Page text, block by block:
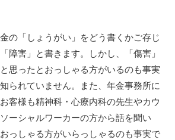
の「しょうがい」をどう書くかご存じ
障害」と書きます。しかし、「傷害」
思ったとおっしゃる方がいるのも事実
られていません。また、年金事務所に
客様も精神科・心療内科の先生やカウ
ーシャルワーカーの方から話を聞い
っしゃる方がいらっしゃるのも事実で